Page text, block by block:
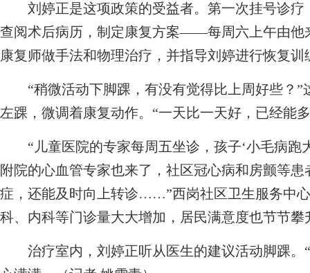
刘婷正是这项政策的受益者。第一次挂号诊疗
查阅术后病历，制定康复方案——每周六上午由他
康复师做手法和物理治疗，并指导刘婷进行恢复训
“稍微活动下脚踝，有没有觉得比上周好些？”
左踝，微调着康复动作。“一天比一天好，已经能
“儿童医院的专家每周五坐诊，孩子‘小毛病跑
附院的心血管专家也来了，社区冠心病和房颤等
症，还能及时向上转诊……”西岗社区卫生服务中
科、内科等门诊量大大增加，居民满意度也节节攀
治疗室内，刘婷正听从医生的建议活动脚踝。“